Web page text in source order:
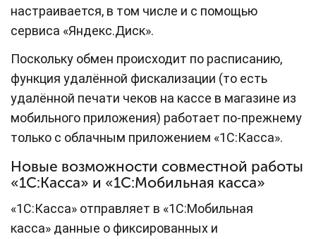
настраивается, в том числе и с помощью
сервиса «Яндекс.Диск».
Поскольку обмен происходит по расписанию,
функция удалённой фискализации (то есть
удалённой печати чеков на кассе в магазине из
мобильного приложения) работает по-прежнему
только с облачным приложением «1С:Касса».
Новые возможности совместной работы
«1С:Касса» и «1С:Мобильная касса»
«1С:Касса» отправляет в «1С:Мобильная
касса» данные о фиксированных и